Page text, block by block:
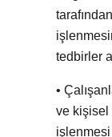
tedbirler
•
ve kişisel